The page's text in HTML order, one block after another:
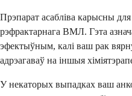
Прэпарат асабліва карысны
рэфрактарнага ВМЛ. Гэта
эфектыўным, калі ваш рак
адрэагаваў на іншыя
У некаторых выпадках ваш